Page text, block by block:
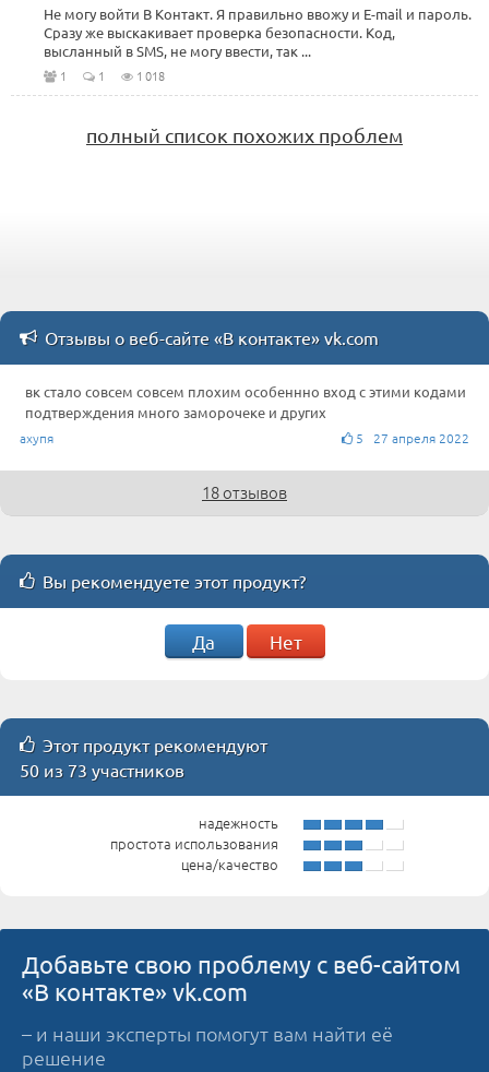
Не могу войти В Контакт. Я правильно ввожу и E-mail и пароль.
Сразу же выскакивает проверка безопасности. Код,
высланный в SMS, не могу ввести, так ...
1 1 1 018
полный список похожих проблем
Отзывы о веб-сайте «В контакте» vk.com
вк стало совсем совсем плохим особеннно вход с этими кодами
подтверждения много заморочеке и других
ахупя 5 27 апреля 2022
18 отзывов
Вы рекомендуете этот продукт?
Да Нет
Этот продукт рекомендуют
50 из 73 участников
надежность
простота использования
цена/качество
Добавьте свою проблему с веб-сайтом
«В контакте» vk.com
– и наши эксперты помогут вам найти её
решение